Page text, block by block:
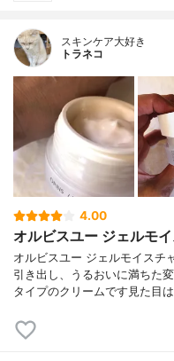
スキンケア大好き
トラネコ
4.00
オルビスユー ジェルモ
オルビスユー ジェルモイスチ
引き出し、うるおいに満ちた
タイプのクリームです見た目